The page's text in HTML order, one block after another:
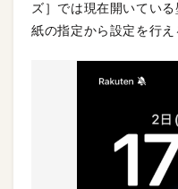
ズ］では現在開いてい
紙の指定から設定を行え